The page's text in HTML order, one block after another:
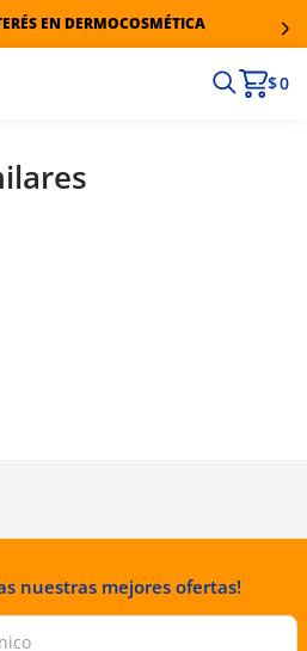
EN DERMOCOSMÉTICA
$ 0
nuestras mejores ofertas!